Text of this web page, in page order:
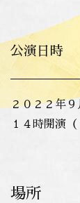
公演日時
２０２２年９
１４時開演
場所